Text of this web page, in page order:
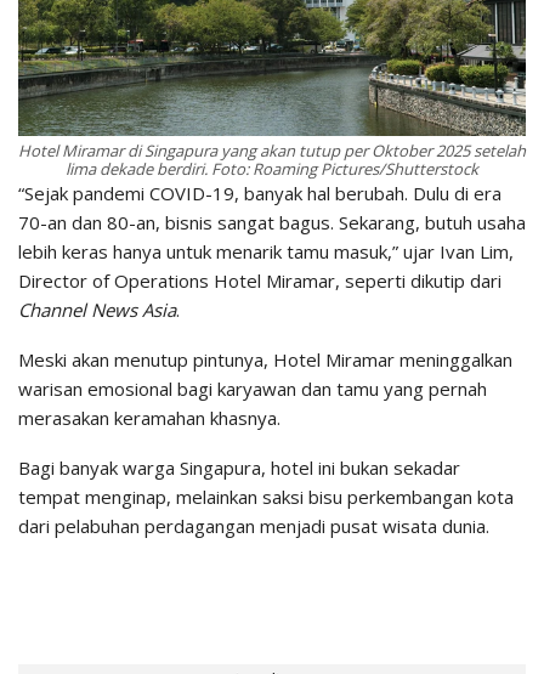
Hotel Miramar di Singapura yang akan tutup per Oktober 2025 setelah
lima dekade berdiri. Foto: Roaming Pictures/Shutterstock
“Sejak pandemi COVID-19, banyak hal berubah. Dulu di era
70-an dan 80-an, bisnis sangat bagus. Sekarang, butuh usaha
lebih keras hanya untuk menarik tamu masuk,” ujar Ivan Lim,
Director of Operations Hotel Miramar, seperti dikutip dari
Channel News Asia.
Meski akan menutup pintunya, Hotel Miramar meninggalkan
warisan emosional bagi karyawan dan tamu yang pernah
merasakan keramahan khasnya.
Bagi banyak warga Singapura, hotel ini bukan sekadar
tempat menginap, melainkan saksi bisu perkembangan kota
dari pelabuhan perdagangan menjadi pusat wisata dunia.